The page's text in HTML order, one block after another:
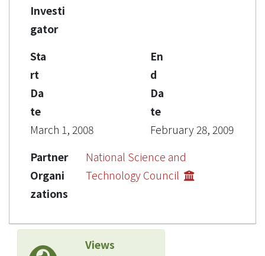
Investi
gator
Sta
rt
Da
te
March 1, 2008
En
d
Da
te
February 28, 2009
Partner
Organi
zations
National Science and
Technology Council
Views